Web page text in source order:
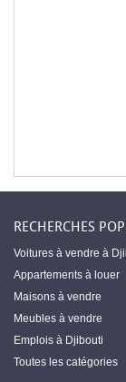
RECHERCHES
Voitures à vendre à
Appartements à louer
Maisons à vendre
Meubles à vendre
Emplois à Djibouti
Toutes les catégories